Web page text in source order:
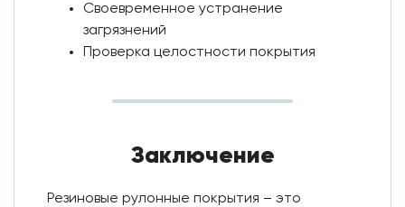
Своевременное устранение
загрязнений
Проверка целостности покрытия
Заключение
Резиновые рулонные покрытия – это